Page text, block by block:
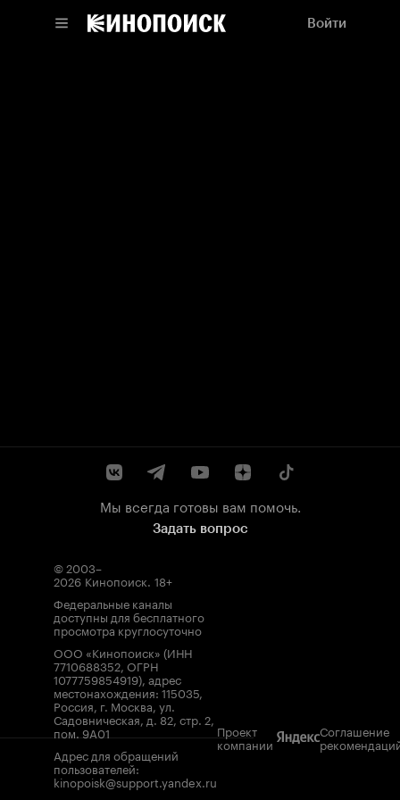
Войти
Мы всегда готовы вам помочь.
Задать вопрос
© 2003–
2026 Кинопоиск. 18+
Федеральные каналы
доступны для бесплатного
просмотра круглосуточно
ООО «Кинопоиск» (ИНН
7710688352, ОГРН
1077759854919), адрес
местонахождения: 115035,
Россия, г. Москва, ул.
Садовническая, д. 82, стр. 2,
пом. 9А01
Адрес для обращений
пользователей:
kinopoisk@support.yandex.ru
Проект
компании
Соглашение